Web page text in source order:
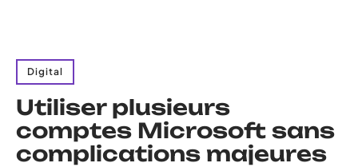
Digital
Utiliser plusieurs
comptes Microsoft sans
complications majeures